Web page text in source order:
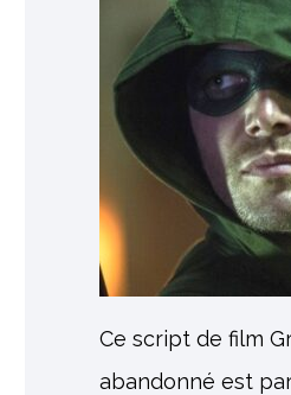
Ce script de film
abandonné est